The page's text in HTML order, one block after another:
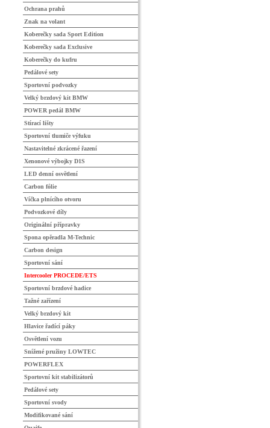
Ochrana prahů
Znak na volant
Koberečky sada Sport Edition
Koberečky sada Exclusive
Koberečky do kufru
Pedálové sety
Sportovní podvozky
Velký brzdový kit BMW
POWER pedál BMW
Stírací lišty
Sportovní tlumiče výfuku
Nastavitelné zkrácené řazení
Xenonové výbojky D1S
LED denní osvětlení
Carbon fólie
Víčka plnícího otvoru
Podvozkové díly
Originální přípravky
Spona opěradla M-Technic
Carbon design
Sportovní sání
Intercooler PROCEDE/ETS
Sportovní brzdové hadice
Tažné zařízení
Velký brzdový kit
Hlavice řadící páky
Osvětlení vozu
Snížené pružiny LOWTEC
POWERFLEX
Sportovní kit stabilizátorů
Pedálové sety
Sportovní svody
Modifikované sání